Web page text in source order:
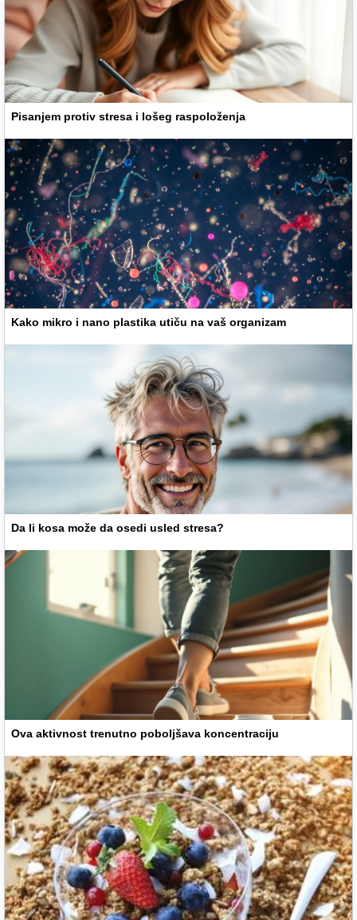
Pisanjem protiv stresa i lošeg raspoloženja
Kako mikro i nano plastika utiču na vaš organizam
Da li kosa može da osedi usled stresa?
Ova aktivnost trenutno poboljšava koncentraciju